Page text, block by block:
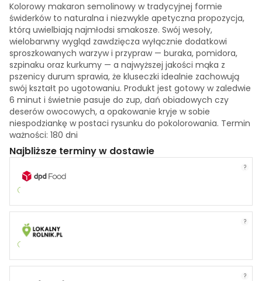
Kolorowy makaron semolinowy w tradycyjnej formie
świderków to naturalna i niezwykle apetyczna propozycja,
którą uwielbiają najmłodsi smakosze. Swój wesoły,
wielobarwny wygląd zawdzięcza wyłącznie dodatkowi
sproszkowanych warzyw i przypraw — buraka, pomidora,
szpinaku oraz kurkumy — a najwyższej jakości mąka z
pszenicy durum sprawia, że kluseczki idealnie zachowują
swój kształt po ugotowaniu. Produkt jest gotowy w zaledwie
6 minut i świetnie pasuje do zup, dań obiadowych czy
deserów owocowych, a opakowanie kryje w sobie
niespodziankę w postaci rysunku do pokolorowania. Termin
ważności: 180 dni
Najbliższe terminy w dostawie
?
?
?